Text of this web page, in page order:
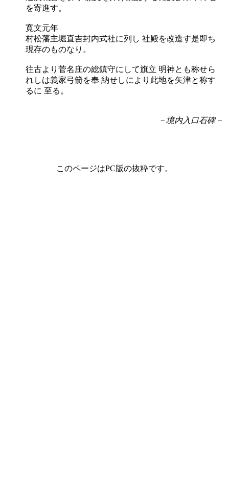
を寄進す。
寛文元年
村松藩主堀直吉封内式社に列し 社殿を改造す是即ち
現存のものなり。
往古より菅名庄の総鎮守にして旗立 明神とも称せら
れしは義家弓箭を奉 納せしにより此地を矢津と称す
るに 至る。
－境内入口石碑－
このページはPC版の抜粋です。